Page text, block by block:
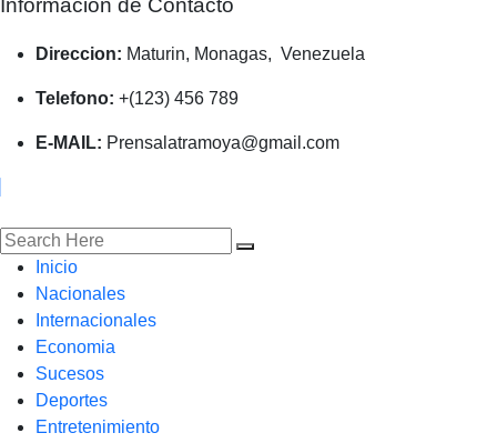
Informacion de Contacto
Direccion: Maturin, Monagas, Venezuela
Telefono: +(123) 456 789
E-MAIL: Prensalatramoya@gmail.com
Inicio
Nacionales
Internacionales
Economia
Sucesos
Deportes
Entretenimiento